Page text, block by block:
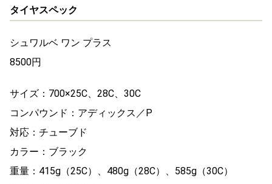
タイヤスペック
シュワルベ ワン プラス
8500円
サイズ：700×25C、28C、30C
コンパウンド：アディックス／P
対応：チューブド
カラー：ブラック
重量：415g（25C）、480g（28C）、585g（30C）